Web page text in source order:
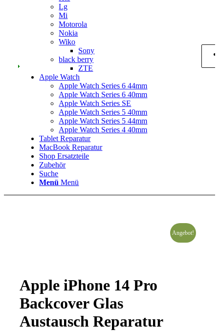
Lg
Mi
Motorola
Nokia
Wiko
Sony
black berry
ZTE
Apple Watch
Apple Watch Series 6 44mm
Apple Watch Series 6 40mm
Apple Watch Series SE
Apple Watch Series 5 40mm
Apple Watch Series 5 44mm
Apple Watch Series 4 40mm
Tablet Reparatur
MacBook Reparatur
Shop Ersatzteile
Zubehör
Suche
Menü Menü
Angebot!
Apple iPhone 14 Pro
Backcover Glas
Austausch Reparatur